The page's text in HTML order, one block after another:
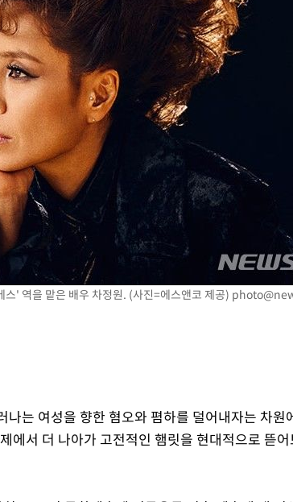
' 역을 맡은 배우 차정원. (사진=에스앤코 제공)
나는 여성을 향한 혐오와 폄하를 덜어내자는 차원
에서 더 나아가 고전적인 햄릿을 현대적으로 뜯